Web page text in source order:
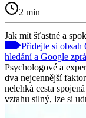
2 min
Jak mít šťastné a
Přidejte si
hledání a Google
Psychologové a
dva nejcennější
nelehká cesta
vztahu silný, lze si